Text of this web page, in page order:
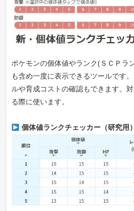
ポケモンの個体値やランク(ＳＣＰラ
も含め一度に表示できるツールです
ルや育成コストの確認もできます。
る際に使います。
個体値ランクチェッカー（研究用）